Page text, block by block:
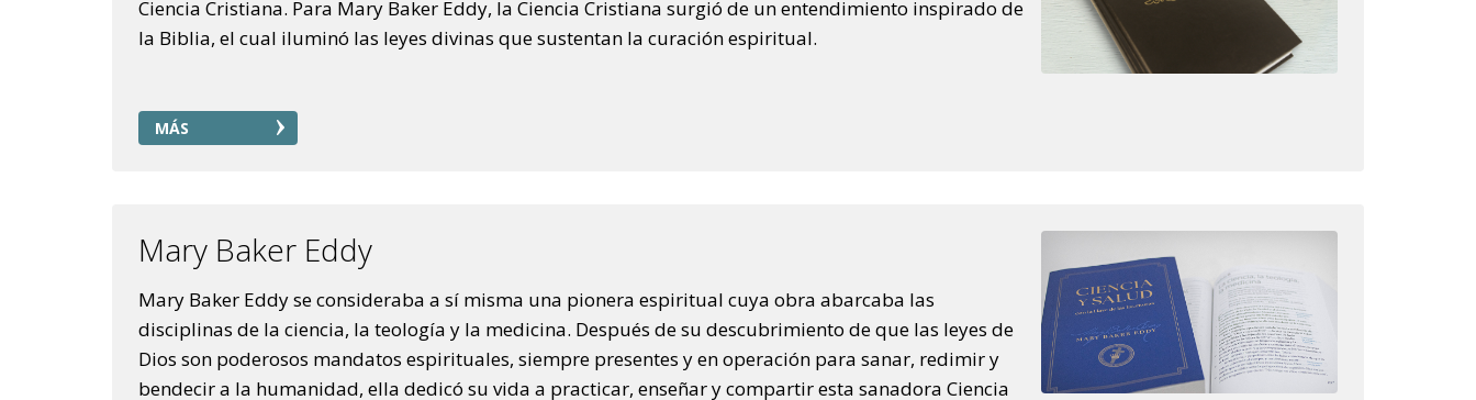
Ciencia Cristiana. Para Mary Baker Eddy, la Ciencia Cristiana surgió de un entendimiento inspirado de
la Biblia, el cual iluminó las leyes divinas que sustentan la curación espiritual.
MÁS
Mary Baker Eddy
Mary Baker Eddy se consideraba a sí misma una pionera espiritual cuya obra abarcaba las
disciplinas de la ciencia, la teología y la medicina. Después de su descubrimiento de que las leyes de
Dios son poderosos mandatos espirituales, siempre presentes y en operación para sanar, redimir y
bendecir a la humanidad, ella dedicó su vida a practicar, enseñar y compartir esta sanadora Ciencia